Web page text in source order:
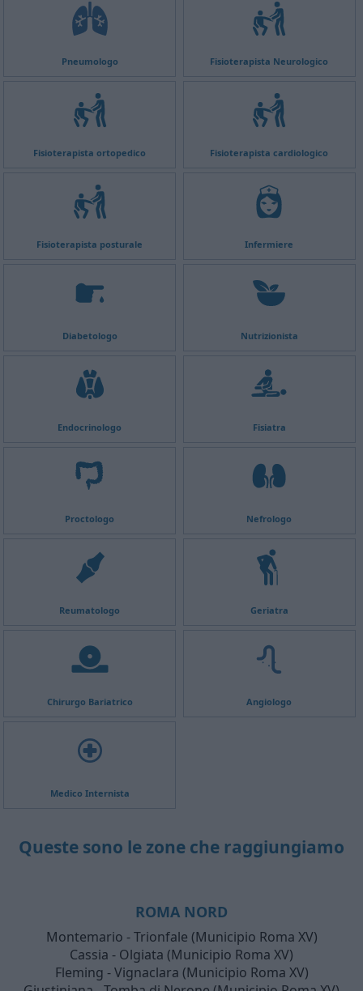
Pneumologo Fisioterapista Neurologico
Fisioterapista ortopedico Fisioterapista cardiologico
Fisioterapista posturale Infermiere
Diabetologo Nutrizionista
Endocrinologo Fisiatra
Proctologo Nefrologo
Reumatologo Geriatra
Chirurgo Bariatrico Angiologo
Medico Internista
Queste sono le zone che raggiungiamo
ROMA NORD
Montemario - Trionfale (Municipio Roma XV)
Cassia - Olgiata (Municipio Roma XV)
Fleming - Vignaclara (Municipio Roma XV)